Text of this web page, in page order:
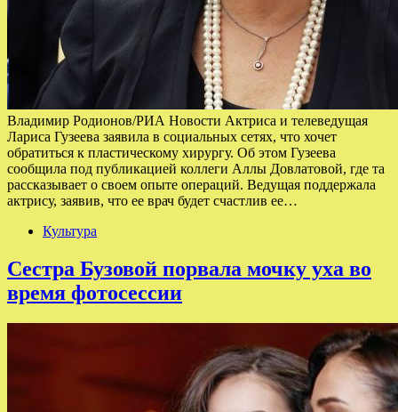
Владимир Родионов/РИА Новости Актриса и телеведущая
Лариса Гузеева заявила в социальных сетях, что хочет
обратиться к пластическому хирургу. Об этом Гузеева
сообщила под публикацией коллеги Аллы Довлатовой, где та
рассказывает о своем опыте операций. Ведущая поддержала
актрису, заявив, что ее врач будет счастлив ее…
Культура
Сестра Бузовой порвала мочку уха во
время фотосессии